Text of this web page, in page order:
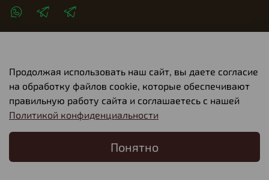
Клиентам
О компании
Продолжая использовать наш сайт, вы даете согласие
на обработку файлов cookie, которые обеспечивают
правильную работу сайта и соглашаетесь с нашей
Политикой конфиденциальности
Понятно